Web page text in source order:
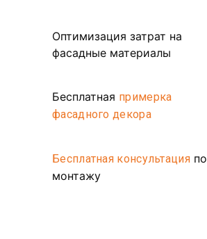
Оптимизация затрат на
фасадные материалы
Бесплатная примерка
фасадного декора
Бесплатная консультацияпо
монтажу